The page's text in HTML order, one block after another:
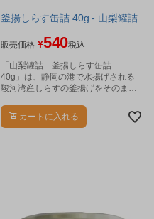
釜揚しらす缶詰 40g - 山梨罐詰
販売価格 ¥540税込
「山梨罐詰 釜揚しらす缶詰
40g」は、静岡の港で水揚げされる
駿河湾産しらすの釜揚げをそのまま
カートに入れる